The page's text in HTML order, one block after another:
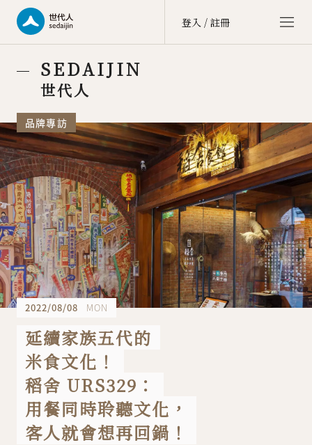
登入 / 註冊
價值社群 Value Community
文化街區 Culture Zone
大商埕 sedai OMO
選物生活 Life Selection
會員中心 member center
點數中心 point
訂單中心 order
會員資料 account
關於我們 聯絡我們
SEDAIJIN
世代人
品牌專訪
2022/08/08 MON
延續家族五代的
米食文化！
稻舍 URS329：
用餐同時聆聽文化，
客人就會想再回鍋！